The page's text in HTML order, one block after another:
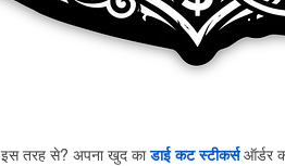
इस तरह से? अपना खुद काडाई कट स्टीकर्सऑर्डर